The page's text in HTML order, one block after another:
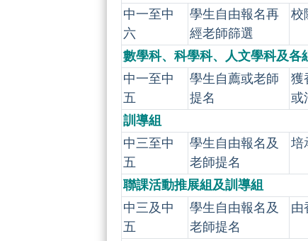
中一至中
六
學生自由報名再
經老師篩選
校
數學科、科學科、人文學科及各
中一至中
五
學生自薦或老師
提名
獲
或
訓導組
中三至中
五
學生自由報名及
老師提名
培
聯課活動推展組及訓導組
中三及中
五
學生自由報名及
老師提名
由